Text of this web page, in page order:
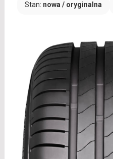
Stan: nowa / oryginalna